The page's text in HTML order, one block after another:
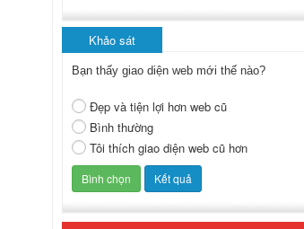
Khảo sát
Bạn thấy giao diện web mới thế nào?
Đẹp và tiện lợi hơn web cũ
Bình thường
Tôi thích giao diện web cũ hơn